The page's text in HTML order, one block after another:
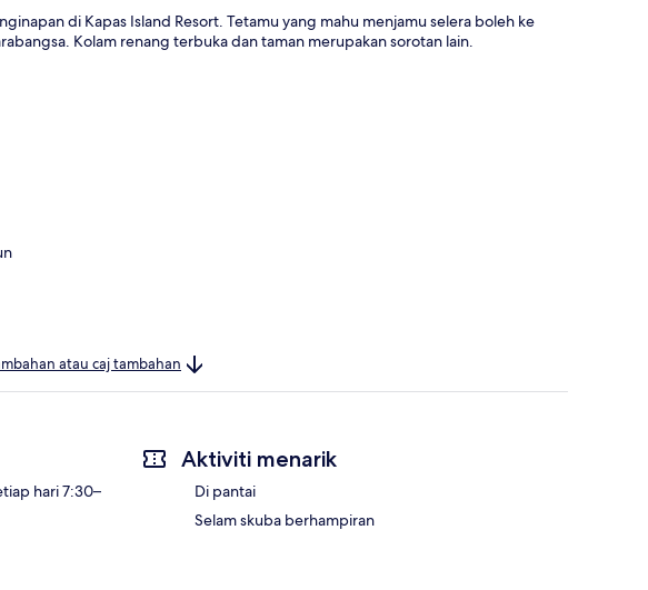
di Kapas Island Resort. Tetamu yang mahu menjamu selera boleh ke
Kolam renang terbuka dan taman merupakan sorotan lain.
atau caj tambahan
hari 7:30–
Aktiviti menarik
Di pantai
Selam skuba berhampiran